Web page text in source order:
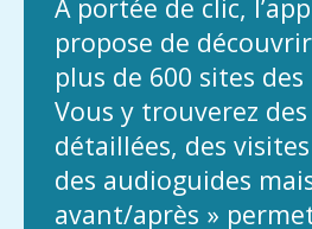
A portée de clic,
propose de
plus de 600 sites
Vous y trouverez
détaillées, des
des audioguides
avant/après »